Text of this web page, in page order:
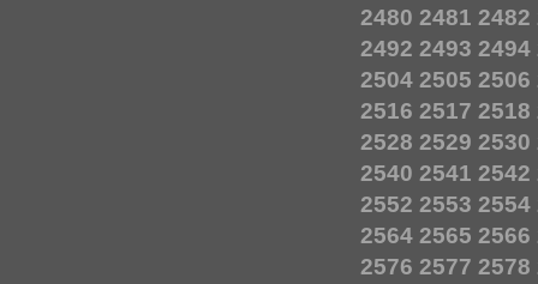
2480 2481 2482
2492 2493 2494
2504 2505 2506
2516 2517 2518
2528 2529 2530
2540 2541 2542
2552 2553 2554
2564 2565 2566
2576 2577 2578